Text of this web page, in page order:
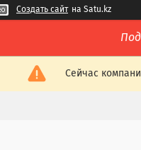
Создать сайт на Satu.kz
Сейчас